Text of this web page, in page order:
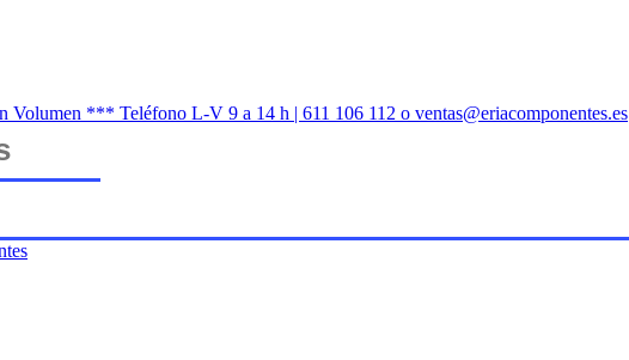
Volumen *** Teléfono L-V 9 a 14 h | 611 106 112 o ventas@eriacomponentes.es